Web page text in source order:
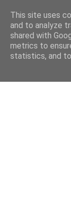
This site uses
and to analyze
shared with
metrics to
statistics, and